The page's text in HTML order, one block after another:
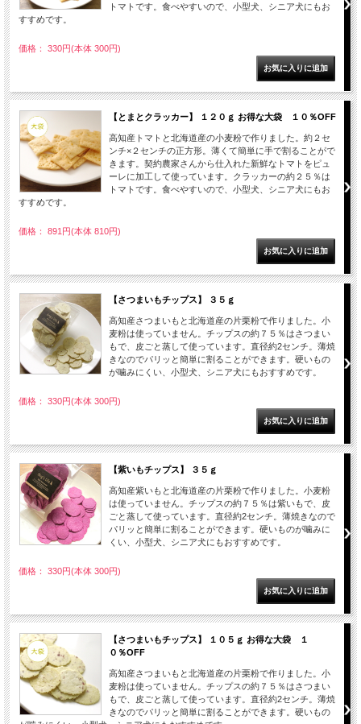
トマトです。食べやすいので、小型犬、シニア犬にもお
すすめです。
価格： 330円(本体 300円)
【とまとクラッカー】 １２０ｇ お得な大袋 １０％OFF
高知産トマトと北海道産の小麦粉で作りました。約２セ
ンチ×２センチの正方形。薄くて簡単に手で割ることがで
きます。契約農家さんから仕入れた新鮮なトマトをピュ
ーレに加工して使っています。クラッカーの約２５％は
トマトです。食べやすいので、小型犬、シニア犬にもお
すすめです。
価格： 891円(本体 810円)
【さつまいもチップス】 ３５ｇ
高知産さつまいもと北海道産の片栗粉で作りました。小
麦粉は使っていません。チップスの約７５％はさつまい
もで、皮ごと蒸して使っています。直径約2センチ。薄焼
きなのでパリッと簡単に割ることができます。硬いもの
が噛みにくい、小型犬、シニア犬にもおすすめです。
価格： 330円(本体 300円)
【紫いもチップス】 ３５ｇ
高知産紫いもと北海道産の片栗粉で作りました。小麦粉
は使っていません。チップスの約７５％は紫いもで、皮
ごと蒸して使っています。直径約2センチ。薄焼きなので
パリッと簡単に割ることができます。硬いものが噛みに
くい、小型犬、シニア犬にもおすすめです。
価格： 330円(本体 300円)
【さつまいもチップス】 １０５ｇ お得な大袋 １
０％OFF
高知産さつまいもと北海道産の片栗粉で作りました。小
麦粉は使っていません。チップスの約７５％はさつまい
もで、皮ごと蒸して使っています。直径約2センチ。薄焼
きなのでパリッと簡単に割ることができます。硬いもの